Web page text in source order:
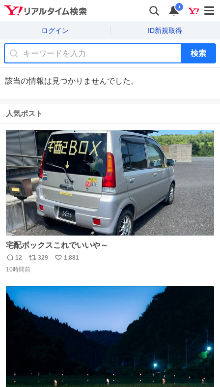
i
ログイン ID新規取得
検索
該当の情報は見つかりませんでした。
人気ポスト
宅配ボックスこれでいいや～
返
信
12
リ
ポ
ト
329
い
数
1,881
10時間前